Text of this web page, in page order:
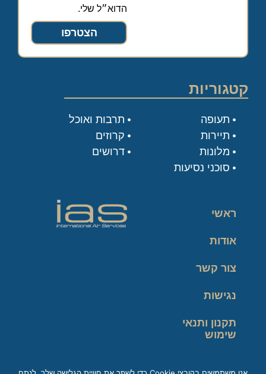
הדוא״ל שלי.
הצטרפו
קטגוריות
תעופה
תיירות
מלונות
סוכני נסיעות
תרבות ואוכל
קרוזים
דרושים
ראשי
אודות
צור קשר
נגישות
תקנון ותנאי
שימוש